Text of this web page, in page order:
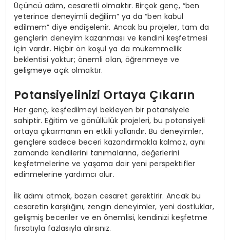
Üçüncü adım, cesaretli olmaktır. Birçok genç, “ben
yeterince deneyimli değilim” ya da “ben kabul
edilmem” diye endişelenir. Ancak bu projeler, tam da
gençlerin deneyim kazanması ve kendini keşfetmesi
için vardır. Hiçbir ön koşul ya da mükemmellik
beklentisi yoktur; önemli olan, öğrenmeye ve
gelişmeye açık olmaktır.
Potansiyelinizi Ortaya Çıkarın
Her genç, keşfedilmeyi bekleyen bir potansiyele
sahiptir. Eğitim ve gönüllülük projeleri, bu potansiyeli
ortaya çıkarmanın en etkili yollarıdır. Bu deneyimler,
gençlere sadece beceri kazandırmakla kalmaz, aynı
zamanda kendilerini tanımalarına, değerlerini
keşfetmelerine ve yaşama dair yeni perspektifler
edinmelerine yardımcı olur.
İlk adımı atmak, bazen cesaret gerektirir. Ancak bu
cesaretin karşılığını, zengin deneyimler, yeni dostluklar,
gelişmiş beceriler ve en önemlisi, kendinizi keşfetme
fırsatıyla fazlasıyla alırsınız.